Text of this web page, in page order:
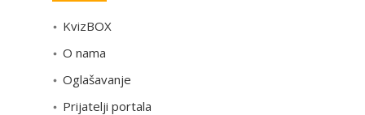
g
i
j
KvizBOX
O nama
Oglašavanje
Prijatelji portala